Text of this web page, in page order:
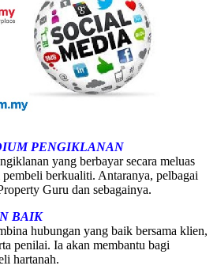
PENGIKLANAN
yang berbayar secara meluas
berkualiti. Antaranya, pelbagai
Guru dan sebagainya.
BAIK
hubungan yang baik bersama klien,
penilai. Ia akan membantu bagi
hartanah.